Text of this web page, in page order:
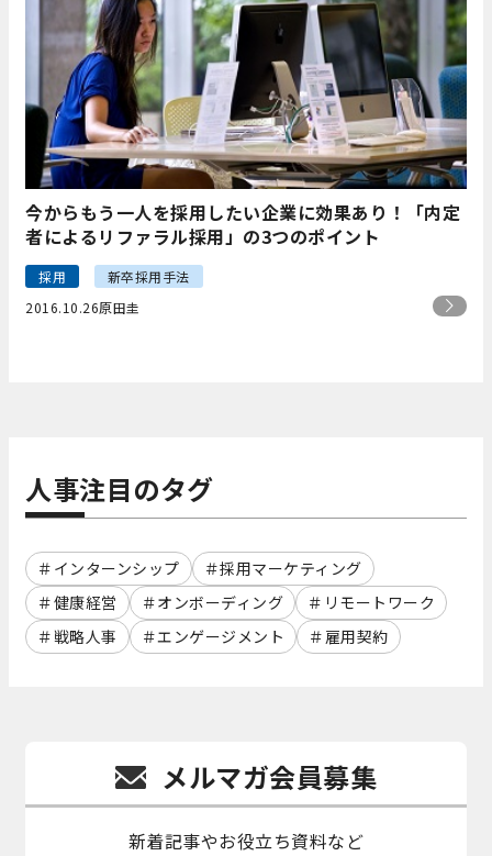
今からもう一人を採用したい企業に効果あり！「内定
者によるリファラル採用」の3つのポイント
採用
新卒採用手法
2016.10.26原田圭
人事注目のタグ
インターンシップ
採用マーケティング
健康経営
オンボーディング
リモートワーク
戦略人事
エンゲージメント 雇用契約
メルマガ会員募集
新着記事やお役立ち資料など